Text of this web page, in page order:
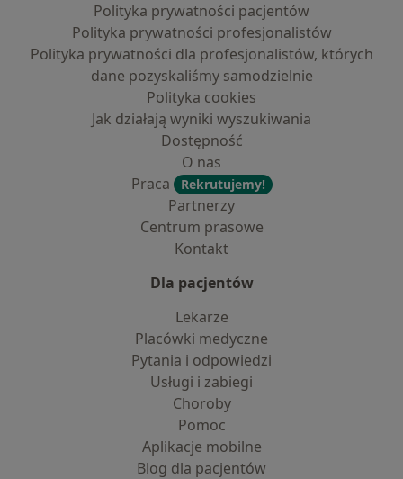
Polityka prywatności pacjentów
Polityka prywatności profesjonalistów
Polityka prywatności dla profesjonalistów, których
dane pozyskaliśmy samodzielnie
Polityka cookies
Jak działają wyniki wyszukiwania
Dostępność
O nas
Praca
Rekrutujemy!
Partnerzy
Centrum prasowe
Kontakt
Dla pacjentów
Lekarze
Placówki medyczne
Pytania i odpowiedzi
Usługi i zabiegi
Choroby
Pomoc
Aplikacje mobilne
Blog dla pacjentów